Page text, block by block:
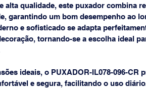
alta qualidade, este puxador combina
garantindo um bom desempenho ao
e sofisticado se adapta
tornando-se a escolha ideal
ideais, o PUXADOR-IL078-096-CR
e segura, facilitando o uso